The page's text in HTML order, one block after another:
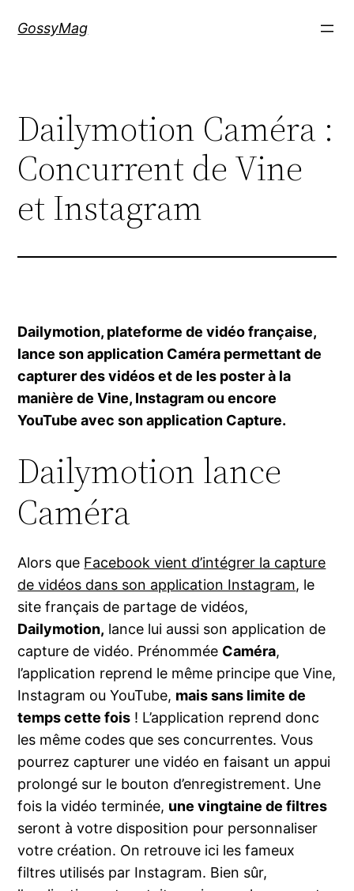
GossyMag
Dailymotion Caméra :
Concurrent de Vine
et Instagram
Dailymotion, plateforme de vidéo française,
lance son application Caméra permettant de
capturer des vidéos et de les poster à la
manière de Vine, Instagram ou encore
YouTube avec son application Capture.
Dailymotion lance
Caméra
Alors que Facebook vient d’intégrer la capture
de vidéos dans son application Instagram, le
site français de partage de vidéos,
Dailymotion, lance lui aussi son application de
capture de vidéo. Prénommée Caméra,
l’application reprend le même principe que Vine,
Instagram ou YouTube, mais sans limite de
temps cette fois ! L’application reprend donc
les même codes que ses concurrentes. Vous
pourrez capturer une vidéo en faisant un appui
prolongé sur le bouton d’enregistrement. Une
fois la vidéo terminée, une vingtaine de filtres
seront à votre disposition pour personnaliser
votre création. On retrouve ici les fameux
filtres utilisés par Instagram. Bien sûr,